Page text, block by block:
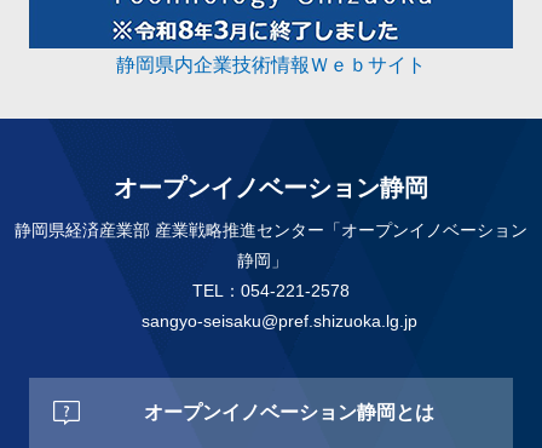
静岡県内企業技術情報Ｗｅｂサイト
オープンイノベーション静岡
静岡県経済産業部 産業戦略推進センター「オープンイノベーション
静岡」
TEL：054-221-2578
sangyo-seisaku@pref.shizuoka.lg.jp
オープンイノベーション静岡とは